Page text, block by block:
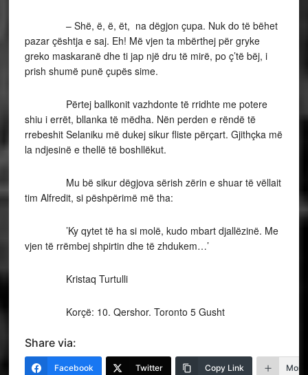
– Shë, ë, ë, ët, na dëgjon çupa. Nuk do të bëhet
pazar çështja e saj. Eh! Më vjen ta mbërthej për gryke
greko maskaranë dhe ti jap një dru të mirë, po ç’të bëj, i
prish shumë punë çupës sime.
Përtej ballkonit vazhdonte të rridhte me potere
shiu i errët, bllanka të mëdha. Nën perden e rëndë të
rrebeshit Selaniku më dukej sikur fliste përçart. Gjithçka më
la ndjesinë e thellë të boshllëkut.
Mu bë sikur dëgjova sërish zërin e shuar të vëllait
tim Alfredit, si pëshpërimë më tha:
’Ky qytet të ha si molë, kudo mbart djallëzinë. Me
vjen të rrëmbej shpirtin dhe të zhdukem…’
Kristaq Turtulli
Korçë: 10. Qershor. Toronto 5 Gusht
Share via:
Facebook Twitter Copy Link More